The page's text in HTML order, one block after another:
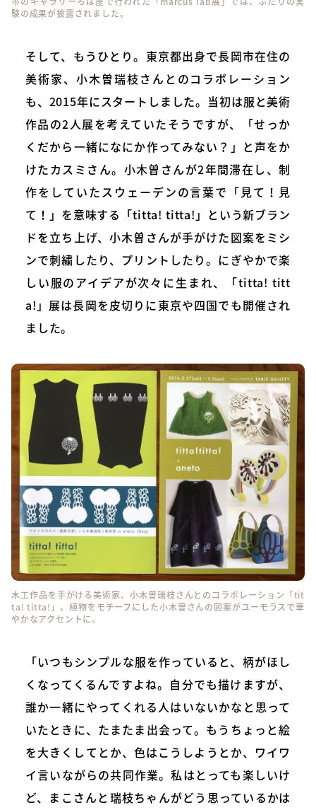
験の成果が披露されました。
そして、もうひとり。東京都出身で長岡市在住の
美術家、小木曽瑞枝さんとのコラボレーション
も、2015年にスタートしました。当初は服と美術
作品の2人展を考えていたそうですが、「せっか
くだから一緒になにか作ってみない？」と声をか
けたカスミさん。小木曽さんが2年間滞在し、制
作をしていたスウェーデンの言葉で「見て！見
て！」を意味する「titta! titta!」という新ブラン
ドを立ち上げ、小木曽さんが手がけた図案をミシ
ンで刺繍したり、プリントしたり。にぎやかで楽
しい服のアイデアが次々に生まれ、「titta! titt
a!」展は長岡を皮切りに東京や四国でも開催され
ました。
木工作品を手がける美術家、小木曽瑞枝さんとのコラボレーション「tit
ta! titta!」。植物をモチーフにした小木曽さんの図案がユーモラスで華
やかなアクセントに。
「いつもシンプルな服を作っていると、柄がほし
くなってくるんですよね。自分でも描けますが、
誰か一緒にやってくれる人はいないかなと思って
いたときに、たまたま出会って。もうちょっと絵
を大きくしてとか、色はこうしようとか、ワイワ
イ言いながらの共同作業。私はとっても楽しいけ
ど、まこさんと瑞枝ちゃんがどう思っているかは